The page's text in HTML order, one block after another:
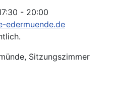
- 20:00
edermuende.de
Sitzungszimmer